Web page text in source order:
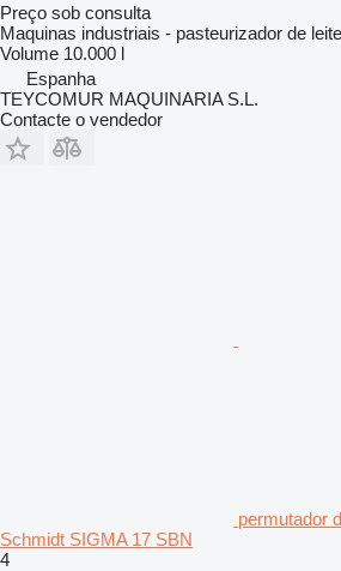
Preço sob consulta
Maquinas industriais - pasteurizador de leite
Volume 10.000 l
Espanha
TEYCOMUR MAQUINARIA S.L.
Contacte o vendedor
permutador
Schmidt SIGMA 17 SBN
4